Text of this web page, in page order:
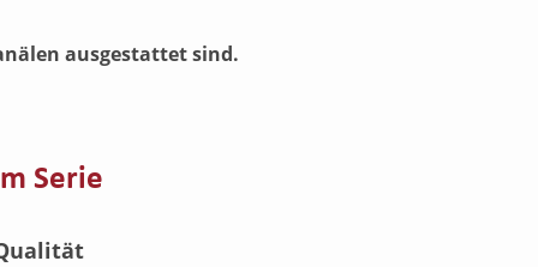
ausgestattet sind.
Serie